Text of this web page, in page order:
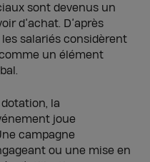
sont devenus un
d’achat. D’après
salariés considèrent
un élément
la
joue
campagne
ou une mise en